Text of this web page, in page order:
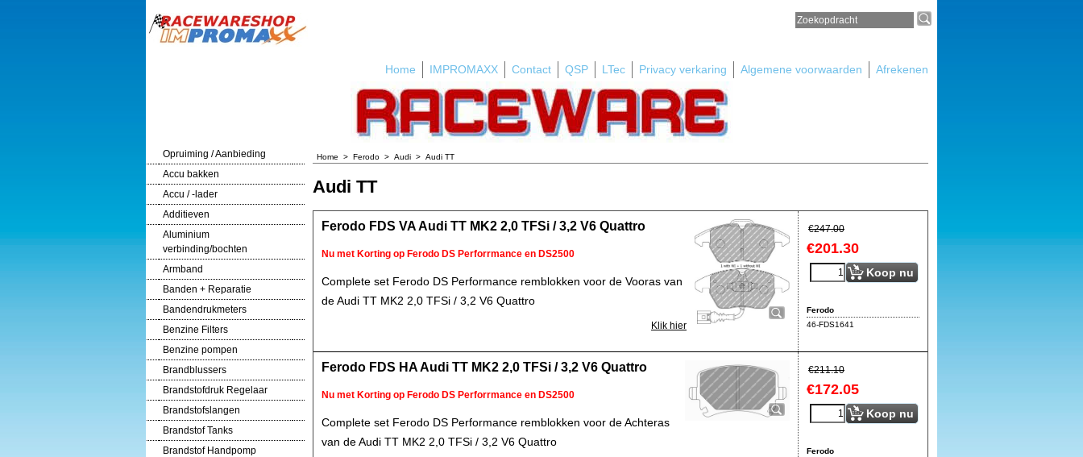
Home IMPROMAXX Contact QSP LTec Privacy verkaring Algemene voorwaarden Afrekenen
Opruiming / Aanbieding
Accu bakken
Accu / -lader
Additieven
Aluminium
verbinding/bochten
Armband
Banden + Reparatie
Bandendrukmeters
Benzine Filters
Benzine pompen
Brandblussers
Brandstofdruk Regelaar
Brandstofslangen
Brandstof Tanks
Brandstof Handpomp
Home > Ferodo > Audi > Audi TT
Audi TT
€247.00
€201.30
Koop nu
Ferodo
46-FDS1641
Ferodo FDS VA Audi TT MK2 2,0 TFSi / 3,2 V6 Quattro
Nu met Korting op Ferodo DS Perforrmance en DS2500
Complete set Ferodo DS Performance remblokken voor de Vooras van
de Audi TT MK2 2,0 TFSi / 3,2 V6 Quattro
Klik hier
€211.10
€172.05
Koop nu
Ferodo
Ferodo FDS HA Audi TT MK2 2,0 TFSi / 3,2 V6 Quattro
Nu met Korting op Ferodo DS Perforrmance en DS2500
Complete set Ferodo DS Performance remblokken voor de Achteras
van de Audi TT MK2 2,0 TFSi / 3,2 V6 Quattro